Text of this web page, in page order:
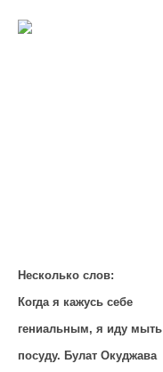
Несколько слов:
Когда я кажусь себе
гениальным, я иду мыть
посуду. Булат Окуджава